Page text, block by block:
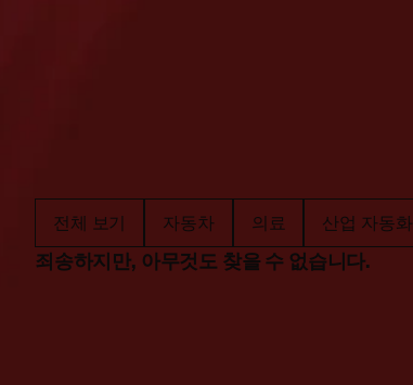
전체 보기 자동차 의료 산업 자동화
죄송하지만, 아무것도 찾을 수 없습니다.